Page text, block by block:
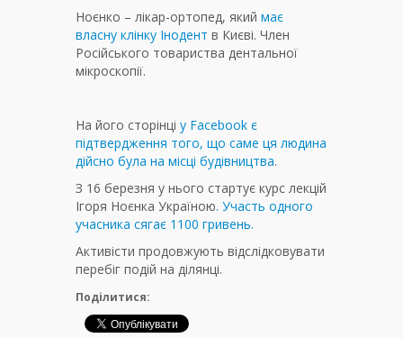
Ноєнко – лікар-ортопед, який має
власну клінку Інодент в Києві. Член
Російського товариства дентальної
мікроскопії.
На його сторінці у Facebook є
підтвердження того, що саме ця людина
дійсно була на місці будівництва.
З 16 березня у нього стартує курс лекцій
Ігоря Ноєнка Україною. Участь одного
учасника сягає 1100 гривень.
Активісти продовжують відслідковувати
перебіг подій на ділянці.
Поділитися: